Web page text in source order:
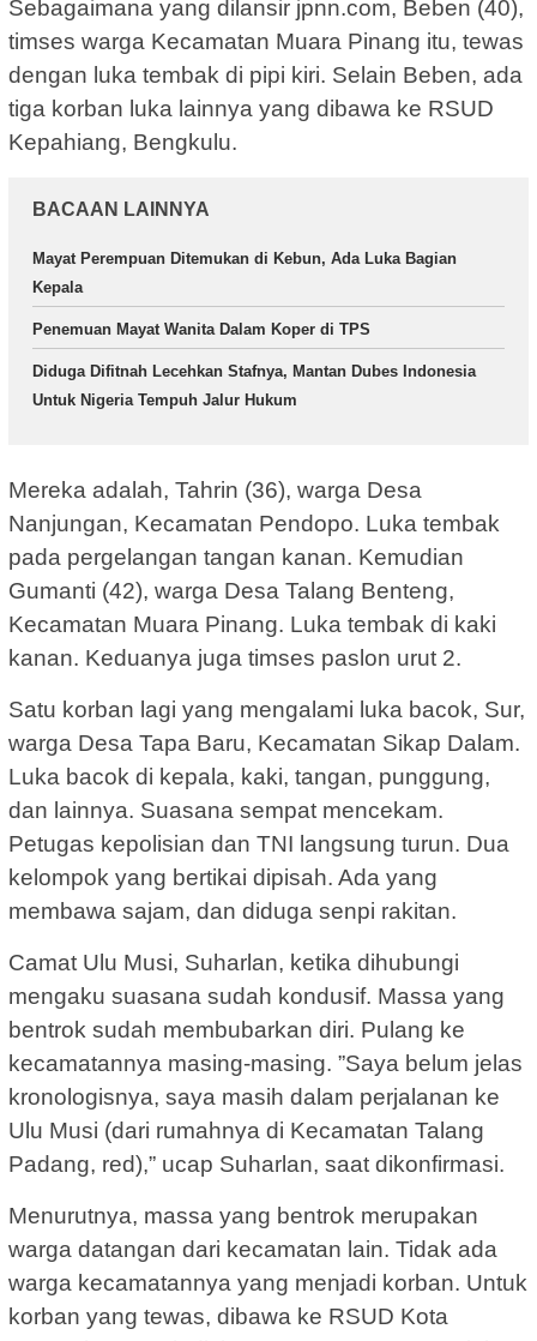
Sebagaimana yang dilansir jpnn.com, Beben (40),
timses warga Kecamatan Muara Pinang itu, tewas
dengan luka tembak di pipi kiri. Selain Beben, ada
tiga korban luka lainnya yang dibawa ke RSUD
Kepahiang, Bengkulu.
BACAAN LAINNYA
Mayat Perempuan Ditemukan di Kebun, Ada Luka Bagian
Kepala
Penemuan Mayat Wanita Dalam Koper di TPS
Diduga Difitnah Lecehkan Stafnya, Mantan Dubes Indonesia
Untuk Nigeria Tempuh Jalur Hukum
Mereka adalah, Tahrin (36), warga Desa
Nanjungan, Kecamatan Pendopo. Luka tembak
pada pergelangan tangan kanan. Kemudian
Gumanti (42), warga Desa Talang Benteng,
Kecamatan Muara Pinang. Luka tembak di kaki
kanan. Keduanya juga timses paslon urut 2.
Satu korban lagi yang mengalami luka bacok, Sur,
warga Desa Tapa Baru, Kecamatan Sikap Dalam.
Luka bacok di kepala, kaki, tangan, punggung,
dan lainnya. Suasana sempat mencekam.
Petugas kepolisian dan TNI langsung turun. Dua
kelompok yang bertikai dipisah. Ada yang
membawa sajam, dan diduga senpi rakitan.
Camat Ulu Musi, Suharlan, ketika dihubungi
mengaku suasana sudah kondusif. Massa yang
bentrok sudah membubarkan diri. Pulang ke
kecamatannya masing-masing. ”Saya belum jelas
kronologisnya, saya masih dalam perjalanan ke
Ulu Musi (dari rumahnya di Kecamatan Talang
Padang, red),” ucap Suharlan, saat dikonfirmasi.
Menurutnya, massa yang bentrok merupakan
warga datangan dari kecamatan lain. Tidak ada
warga kecamatannya yang menjadi korban. Untuk
korban yang tewas, dibawa ke RSUD Kota